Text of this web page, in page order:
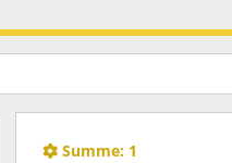
Summe: 1